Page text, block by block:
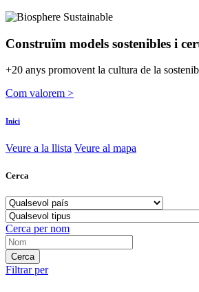
Construïm models sostenibles i
+20 anys promovent la cultura de la
Com valorem >
Inici
Veure a la llista Veure al mapa
Cerca
Cerca per nom
Filtrar per